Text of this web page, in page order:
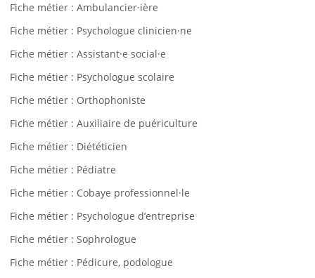
Fiche métier : Ambulancier·ière
Fiche métier : Psychologue clinicien·ne
Fiche métier : Assistant·e social·e
Fiche métier : Psychologue scolaire
Fiche métier : Orthophoniste
Fiche métier : Auxiliaire de puériculture
Fiche métier : Diététicien
Fiche métier : Pédiatre
Fiche métier : Cobaye professionnel·le
Fiche métier : Psychologue d’entreprise
Fiche métier : Sophrologue
Fiche métier : Pédicure, podologue